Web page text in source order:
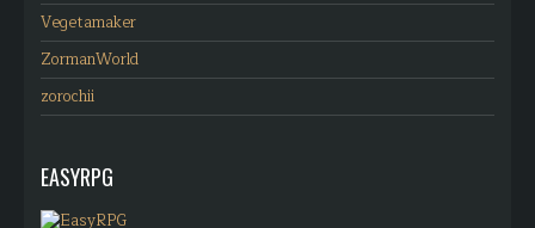
Vegetamaker
ZormanWorld
zorochii
EASYRPG